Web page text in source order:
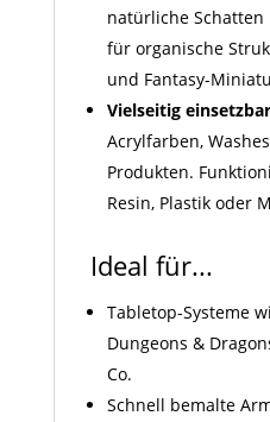
natürliche
für organische
und Fantasy-
Vielseitig einsetzbar
Acrylfarben,
Produkten.
Resin, Plastik oder
Ideal für...
Tabletop-Systeme
Dungeons &
Co.
Schnell bemalte